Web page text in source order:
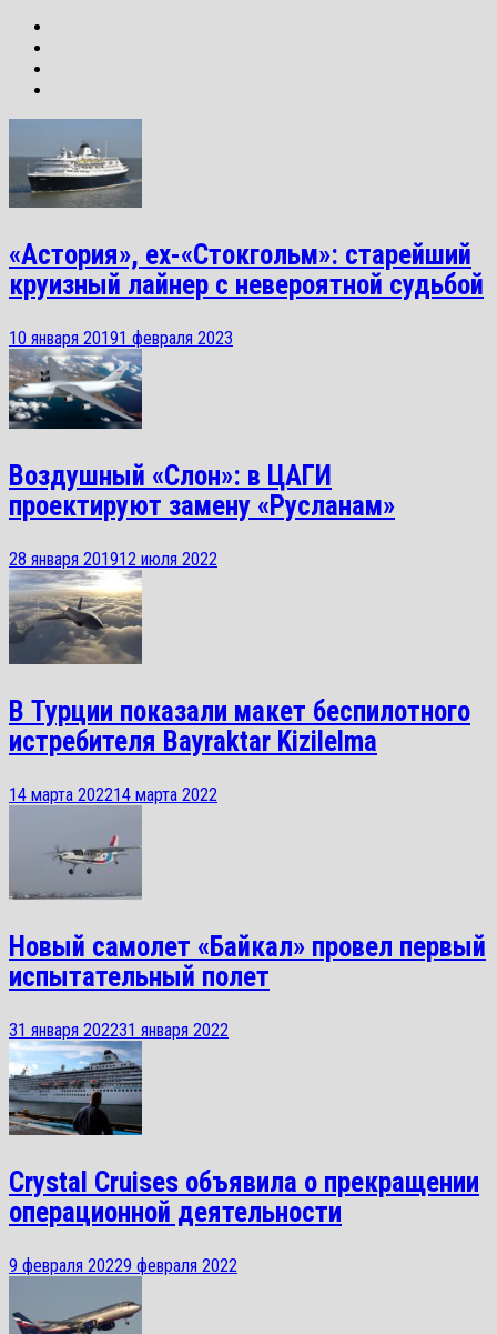
«Астория», ex-«Стокгольм»: старейший
круизный лайнер с невероятной судьбой
10 января 20191 февраля 2023
Воздушный «Слон»: в ЦАГИ
проектируют замену «Русланам»
28 января 201912 июля 2022
В Турции показали макет беспилотного
истребителя Bayraktar Kizilelma
14 марта 202214 марта 2022
Новый самолет «Байкал» провел первый
испытательный полет
31 января 202231 января 2022
Crystal Cruises объявила о прекращении
операционной деятельности
9 февраля 20229 февраля 2022